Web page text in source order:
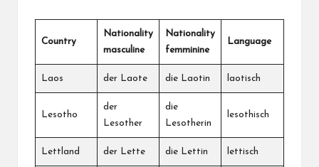
Country
Nationality
masculine
Nationality
femminine
Language
Laos der Laote die Laotin laotisch
Lesotho
der
Lesother
die
Lesotherin
lesothisch
Lettland der Lette die Lettin lettisch